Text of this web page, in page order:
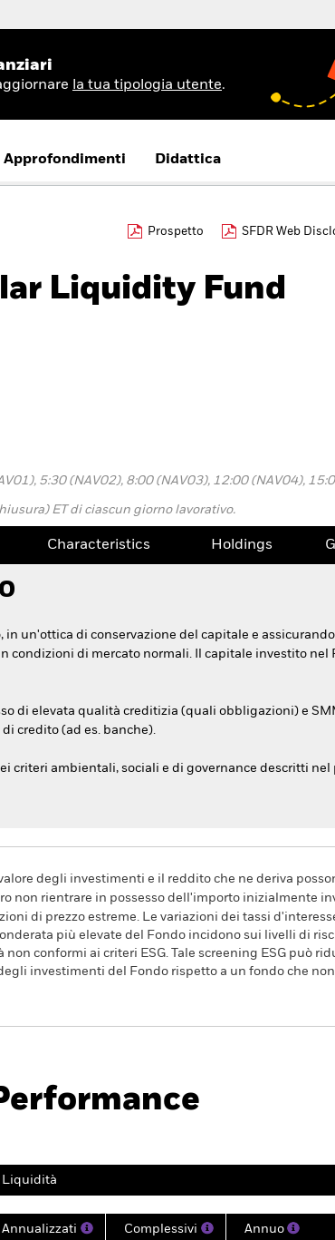
la tua tipologia utente.
Approfondimenti Didattica
Prospetto SFDR Web
Liquidity Fund
5:30 (NAV02), 8:00 (NAV03), 12:00 (NAV04),
ET di ciascun giorno lavorativo.
Characteristics Holdings
un'ottica di conservazione del capitale e
condizioni di mercato normali. Il capitale investito nel
di elevata qualità creditizia (quali obbligazioni) e
credito (ad es. banche).
criteri ambientali, sociali e di governance descritti
degli investimenti e il reddito che ne deriva
non rientrare in possesso dell'importo inizialmente
di prezzo estreme. Le variazioni dei tassi
più elevate del Fondo incidono sui livelli di
conformi ai criteri ESG. Tale screening ESG può
investimenti del Fondo rispetto a un fondo che
Characteristics
Liquidità
Annualizzati Complessivi Annuo